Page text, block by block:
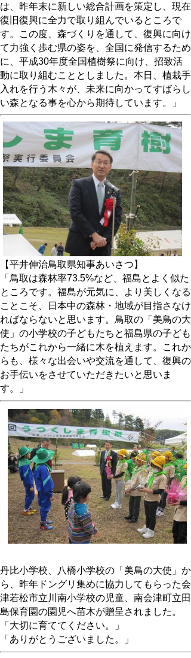
は、昨年末に新しい総合計画を策定し、現在
復旧復興に全力で取り組んでいるところで
す。この度、森づくりを通して、復興に向け
て力強く歩む県の姿を、全国に発信するため
に、平成30年度全国植樹祭に向け、招致活
動に取り組むこととしました。本日、植栽手
入れを行う木々が、未来に向かってすばらし
い森となる事を心から期待しています。」
【平井伸治鳥取県知事あいさつ】
「鳥取は森林率73.5%など、福島とよく似た
ところです。福島が元気に、より美しくなる
ことこそ、日本中の森林・地域が目指さなけ
ればならないと思います。鳥取の「美鳥の大
使」の小学校の子どもたちと福島県の子ども
たちがこれから一緒に木を植えます。これか
らも、様々な出会いや交流を通して、復興の
お手伝いをさせていただきたいと思いま
す。」
丹比小学校、八橋小学校の「美鳥の大使」か
ら、昨年ドングリ集めに協力してもらった会
津若松市立川南小学校の児童、南会津町立田
島保育園の園児へ苗木が贈呈されました。
「大切に育ててください。」
「ありがとうございました。」